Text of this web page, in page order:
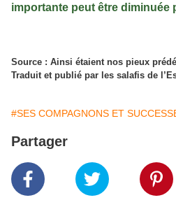
importante peut être diminuée
Source : Ainsi étaient nos pieux
Traduit et publié par les salafis de
#SES COMPAGNONS ET
Partager